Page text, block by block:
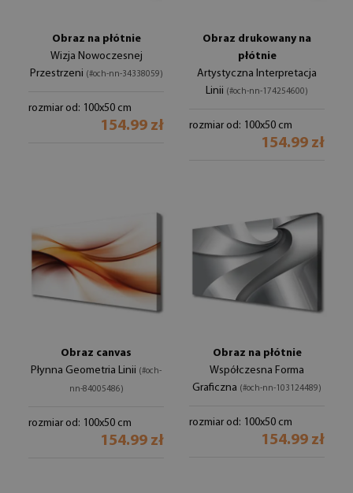
Obraz na płótnie
Wizja Nowoczesnej
Przestrzeni (#och-nn-34338059)
rozmiar od: 100x50 cm
154.99 zł
Obraz drukowany na
płótnie
Artystyczna Interpretacja
Linii (#och-nn-174254600)
rozmiar od: 100x50 cm
154.99 zł
Obraz canvas
Płynna Geometria Linii (#och-
nn-84005486)
rozmiar od: 100x50 cm
154.99 zł
Obraz na płótnie
Współczesna Forma
Graficzna (#och-nn-103124489)
rozmiar od: 100x50 cm
154.99 zł